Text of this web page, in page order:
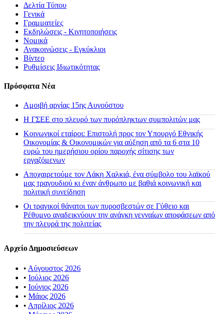
Δελτία Τύπου
Γενικά
Γραμματείες
Εκδηλώσεις - Κινητοποιήσεις
Νομικά
Ανακοινώσεις - Εγκύκλιοι
Βίντεο
Ρυθμίσεις Ιδιωτικότητας
Πρόσφατα Νέα
Αμοιβή αργίας 15ης Αυγούστου
H ΓΣΕΕ στο πλευρό των πυρόπληκτων συμπολιτών μας
Κοινωνικοί εταίροι: Επιστολή προς τον Υπουργό Εθνικής
Οικονομίας & Οικονομικών για αύξηση από τα 6 στα 10
ευρώ του ημερήσιου ορίου παροχής σίτισης των
εργαζόμενων
Αποχαιρετούμε τον Λάκη Χαλκιά, ένα σύμβολο του λαϊκού
μας τραγουδιού κι έναν άνθρωπο με βαθιά κοινωνική και
πολιτική συνείδηση
Οι τραγικοί θάνατοι των πυροσβεστών σε Γύθειο και
Ρέθυμνο αναδεικνύουν την ανάγκη γενναίων αποφάσεων από
την πλευρά της πολιτείας
Αρχείο Δημοσιεύσεων
• Αύγουστος 2026
• Ιούλιος 2026
• Ιούνιος 2026
• Μάιος 2026
• Απρίλιος 2026